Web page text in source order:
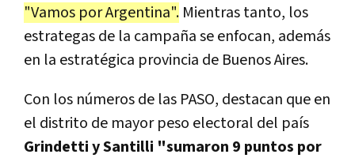
"Vamos por Argentina". Mientras tanto, los
estrategas de la campaña se enfocan, además
en la estratégica provincia de Buenos Aires.
Con los números de las PASO, destacan que en
el distrito de mayor peso electoral del país
Grindetti y Santilli "sumaron 9 puntos por